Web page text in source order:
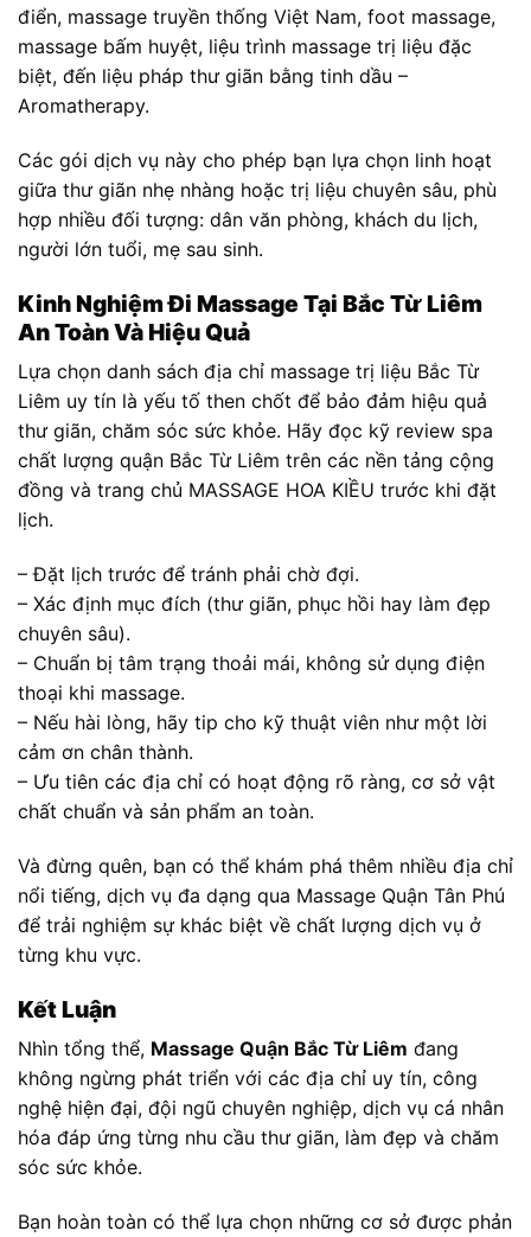
điển, massage truyền thống Việt Nam, foot massage,
massage bấm huyệt, liệu trình massage trị liệu đặc
biệt, đến liệu pháp thư giãn bằng tinh dầu –
Aromatherapy.
Các gói dịch vụ này cho phép bạn lựa chọn linh hoạt
giữa thư giãn nhẹ nhàng hoặc trị liệu chuyên sâu, phù
hợp nhiều đối tượng: dân văn phòng, khách du lịch,
người lớn tuổi, mẹ sau sinh.
Kinh Nghiệm Đi Massage Tại Bắc Từ Liêm
An Toàn Và Hiệu Quả
Lựa chọn danh sách địa chỉ massage trị liệu Bắc Từ
Liêm uy tín là yếu tố then chốt để bảo đảm hiệu quả
thư giãn, chăm sóc sức khỏe. Hãy đọc kỹ review spa
chất lượng quận Bắc Từ Liêm trên các nền tảng cộng
đồng và trang chủ MASSAGE HOA KIỀU trước khi đặt
lịch.
– Đặt lịch trước để tránh phải chờ đợi.
– Xác định mục đích (thư giãn, phục hồi hay làm đẹp
chuyên sâu).
– Chuẩn bị tâm trạng thoải mái, không sử dụng điện
thoại khi massage.
– Nếu hài lòng, hãy tip cho kỹ thuật viên như một lời
cảm ơn chân thành.
– Ưu tiên các địa chỉ có hoạt động rõ ràng, cơ sở vật
chất chuẩn và sản phẩm an toàn.
Và đừng quên, bạn có thể khám phá thêm nhiều địa chỉ
nổi tiếng, dịch vụ đa dạng qua Massage Quận Tân Phú
để trải nghiệm sự khác biệt về chất lượng dịch vụ ở
từng khu vực.
Kết Luận
Nhìn tổng thể, Massage Quận Bắc Từ Liêm đang
không ngừng phát triển với các địa chỉ uy tín, công
nghệ hiện đại, đội ngũ chuyên nghiệp, dịch vụ cá nhân
hóa đáp ứng từng nhu cầu thư giãn, làm đẹp và chăm
sóc sức khỏe.
Bạn hoàn toàn có thể lựa chọn những cơ sở được phản